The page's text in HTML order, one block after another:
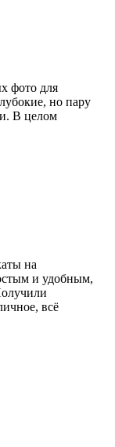
фото для
но пару
В целом
на
и удобным,
всё